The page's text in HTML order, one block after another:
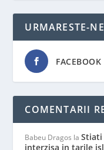
URMARESTE-
FACEBOOK
COMENTARII
Babeu Dragos laStiati
interzisa in tarile